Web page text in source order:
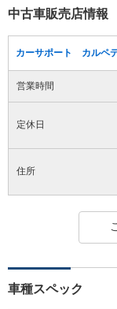
中古車販売店情報
カーサポート カルペ
営業時間
定休日
住所
車種スペック